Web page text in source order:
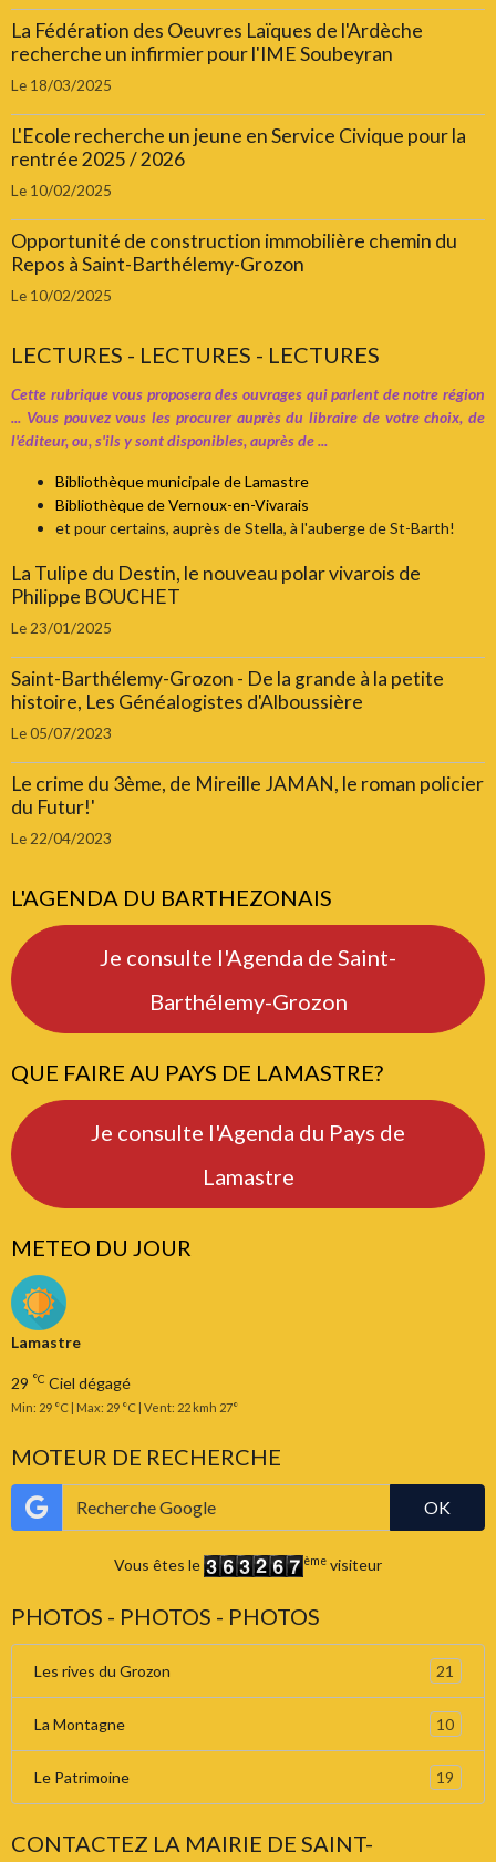
La Fédération des Oeuvres Laïques de l'Ardèche
recherche un infirmier pour l'IME Soubeyran
Le 18/03/2025
L'Ecole recherche un jeune en Service Civique pour la
rentrée 2025 / 2026
Le 10/02/2025
Opportunité de construction immobilière chemin du
Repos à Saint-Barthélemy-Grozon
Le 10/02/2025
LECTURES - LECTURES - LECTURES
Cette rubrique vous proposera des ouvrages qui parlent de notre région
... Vous pouvez vous les procurer auprès du libraire de votre choix, de
l'éditeur, ou, s'ils y sont disponibles, auprès de ...
Bibliothèque municipale de Lamastre
Bibliothèque de Vernoux-en-Vivarais
et pour certains, auprès de Stella, à l'auberge de St-Barth!
La Tulipe du Destin, le nouveau polar vivarois de
Philippe BOUCHET
Le 23/01/2025
Saint-Barthélemy-Grozon - De la grande à la petite
histoire, Les Généalogistes d'Alboussière
Le 05/07/2023
Le crime du 3ème, de Mireille JAMAN, le roman policier
du Futur!'
Le 22/04/2023
L'AGENDA DU BARTHEZONAIS
Je consulte l'Agenda de Saint-
Barthélemy-Grozon
QUE FAIRE AU PAYS DE LAMASTRE?
Je consulte l'Agenda du Pays de
Lamastre
METEO DU JOUR
Lamastre
29 °C Ciel dégagé
Min: 29 °C | Max: 29 °C | Vent: 22 kmh 27°
MOTEUR DE RECHERCHE
OK
Vous êtes le ème visiteur
PHOTOS - PHOTOS - PHOTOS
Les rives du Grozon 21
La Montagne 10
Le Patrimoine 19
CONTACTEZ LA MAIRIE DE SAINT-